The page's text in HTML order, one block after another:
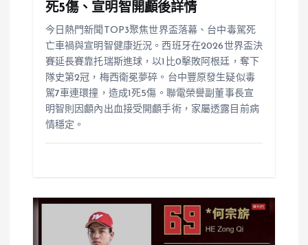
死5傷、宣明智開顱後詳情
今日熱門新聞TOP3聚焦世界盃落幕、台中毒駕死
亡車禍與宣明智健康近況。西班牙在2026世界盃決
賽延長賽靠托瑞斯進球，以1比0擊敗阿根廷，奪下
隊史第2冠，梅西衛冕夢碎。台中豐原發生疑似毒
駕7車連環撞，造成1死5傷。聯電榮譽副董事長宣
明智則因顱內出血接受開顱手術，家屬透露目前病
情穩定。